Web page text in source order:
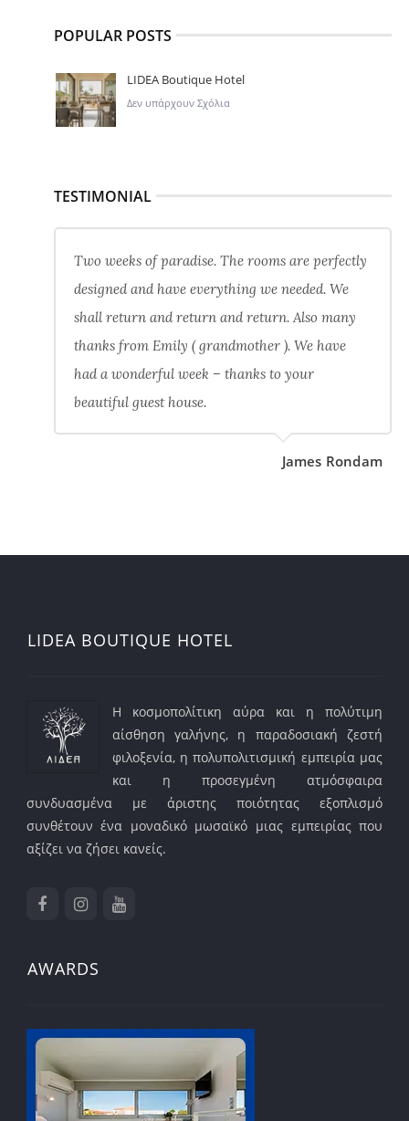
POPULAR POSTS
LIDEA Boutique Hotel
Δεν υπάρχουν Σχόλια
TESTIMONIAL
Two weeks of paradise. The rooms are perfectly
designed and have everything we needed. We
shall return and return and return. Also many
thanks from Emily ( grandmother ). We have
had a wonderful week – thanks to your
beautiful guest house.
James Rondam
LIDEA BOUTIQUE HOTEL
Η κοσμοπολίτικη αύρα και η πολύτιμη
αίσθηση γαλήνης, η παραδοσιακή ζεστή
φιλοξενία, η πολυπολιτισμική εμπειρία μας
και η προσεγμένη ατμόσφαιρα
συνδυασμένα με άριστης ποιότητας εξοπλισμό
συνθέτουν ένα μοναδικό μωσαϊκό μιας εμπειρίας που
αξίζει να ζήσει κανείς.
AWARDS